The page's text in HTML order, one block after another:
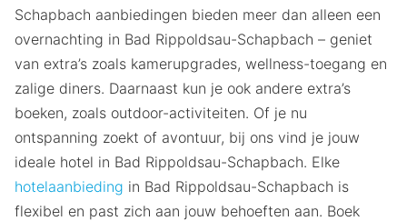
Schapbach aanbiedingen bieden meer dan alleen een
overnachting in Bad Rippoldsau-Schapbach – geniet
van extra’s zoals kamerupgrades, wellness-toegang en
zalige diners. Daarnaast kun je ook andere extra’s
boeken, zoals outdoor-activiteiten. Of je nu
ontspanning zoekt of avontuur, bij ons vind je jouw
ideale hotel in Bad Rippoldsau-Schapbach. Elke
hotelaanbieding in Bad Rippoldsau-Schapbach is
flexibel en past zich aan jouw behoeften aan. Boek